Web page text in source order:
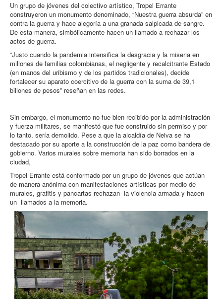
Un grupo de jóvenes del colectivo artístico, Tropel Errante
construyeron un monumento denominado, “Nuestra guerra absurda” en
contra la guerra y hace alegoría a una granada salpicada de sangre.
De esta manera, simbólicamente hacen un llamado a rechazar los
actos de guerra.
“Justo cuando la pandemia intensifica la desgracia y la miseria en
millones de familias colombianas, el negligente y recalcitrante Estado
(en manos del uribismo y de los partidos tradicionales), decide
fortalecer su aparato coercitivo de la guerra con la suma de 39,1
billones de pesos” reseñan en las redes.
Sin embargo, el monumento no fue bien recibido por la administración
y fuerza militares, se manifestó que fue construido sin permiso y por
lo tanto, sería demolido. Pese a que la alcaldía de Neiva se ha
destacado por su aporte a la construcción de la paz como bandera de
gobierno. Varios murales sobre memoria han sido borrados en la
ciudad,
Tropel Errante está conformado por un grupo de jóvenes que actúan
de manera anónima con manifestaciones artísticas por medio de
murales, grafitis y pancartas rechazan la violencia armada y hacen
un llamados a la memoria.